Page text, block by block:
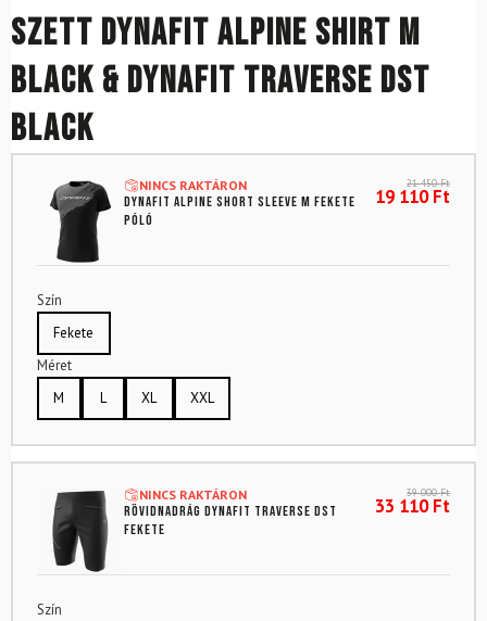
Szett DYNAFIT Alpine Shirt M
Black & DYNAFIT Traverse DST
Black
NINCS RAKTÁRON
DYNAFIT Alpine Short Sleeve M fekete
póló
21 450Ft
19 110Ft
Szín
Fekete
Méret
M
L XL XXL
NINCS RAKTÁRON
Rövidnadrág DYNAFIT Traverse DST
Fekete
39 000Ft
33 110Ft
Szín